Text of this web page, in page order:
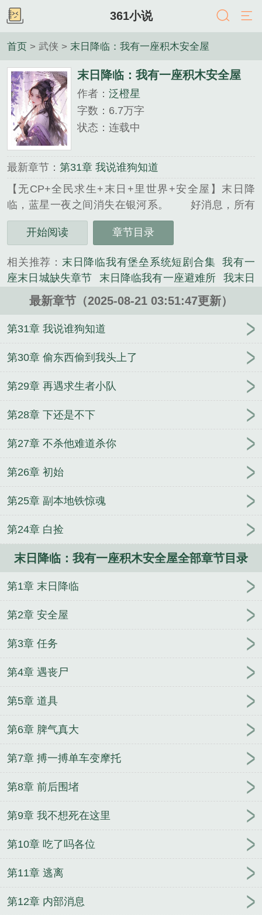
361小说
首页 > 武侠 > 末日降临：我有一座积木安全屋
末日降临：我有一座积木安全屋
作者： 泛橙星
字数：6.7万字
状态：连载中
最新章节： 第31章 我说谁狗知道
【无CP+全民求生+末日+里世界+安全屋】末日降
临，蓝星一夜之间消失在银河系。 好消息，所有
人消失前全球降落安全屋，只要找到并绑定就有可能
活下去。 坏消息，蓝星掉进危机四伏的里世界，
《末日降临：我有一座积木安全屋》是泛橙星精心创
作的武侠类小说。
开始阅读 章节目录
相关推荐： 末日降临我有堡垒系统短剧合集
我有一
座末日城缺失章节
末日降临我有一座避难所
我末日
有座城
我有一座末日城123读 我有一座末日城988
末日之我有一座城堡 我有一座末日城1239
降临我有一艘末日方舟视频
末世降
日城1239章 末日我有一座堡垒
我有一座末日城
城
我有一个末日基地车
末世降临我有一座安全屋男
我我有一座末日城
末世之我有一
座末日城
我有一座末曰城
末日灾变我有一座避难
所
我有一座末日避难所
我有一
座末世基地车
我有
末日城介绍 末日降临我有一座物资收纳所
我有一座
我有一座末日安全屋漫画
我有一
屋 我有一座末日基地系统
最新章节（2025-08-21 03:51:47更新）
第31章 我说谁狗知道
第30章 偷东西偷到我头上了
第29章 再遇求生者小队
第28章 下还是不下
第27章 不杀他难道杀你
第26章 初始
第25章 副本地铁惊魂
第24章 白捡
末日降临：我有一座积木安全屋全部章节目录
第1章 末日降临
第2章 安全屋
第3章 任务
第4章 遇丧尸
第5章 道具
第6章 脾气真大
第7章 搏一搏单车变摩托
第8章 前后围堵
第9章 我不想死在这里
第10章 吃了吗各位
第11章 逃离
第12章 内部消息